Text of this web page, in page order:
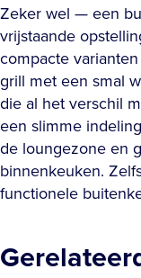
Zeker wel — een
vrijstaande
compacte
grill met een smal
die al het verschil
een slimme
de loungezone en
binnenkeuken.
functionele